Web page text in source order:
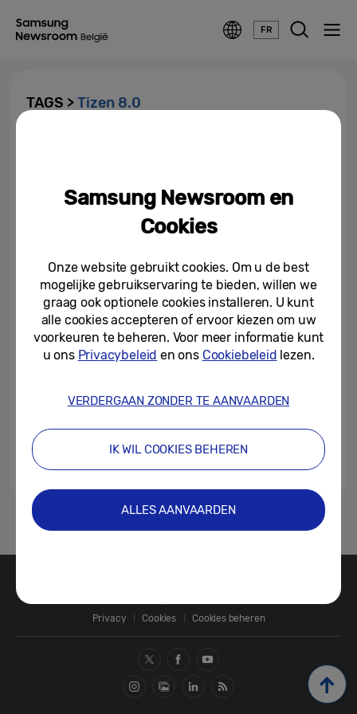
FR
TAGS >Tizen 8.0
05-06-2025
Privacy
Cookies Cookies beheren
Samsung Newsroom en
Cookies
Onze website gebruikt cookies. Om u de best
mogelijke gebruikservaring te bieden, willen we
graag ook optionele cookies installeren. U kunt
alle cookies accepteren of ervoor kiezen om uw
voorkeuren te beheren. Voor meer informatie kunt
u ons Privacybeleid en ons Cookiebeleid lezen.
VERDERGAAN ZONDER TE AANVAARDEN
IK WIL COOKIES BEHEREN
ALLES AANVAARDEN